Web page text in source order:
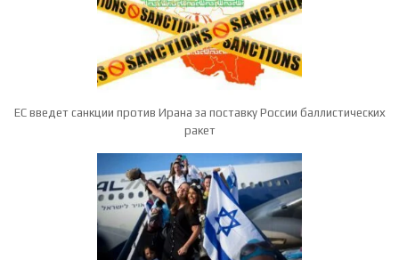
ЕС введет санкции против Ирана за поставку России баллистических
ракет